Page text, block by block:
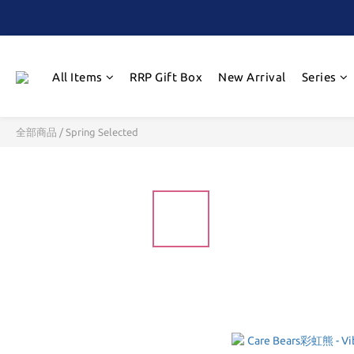
All Items RRP Gift Box New Arrival Series
全部商品 / Spring Selected